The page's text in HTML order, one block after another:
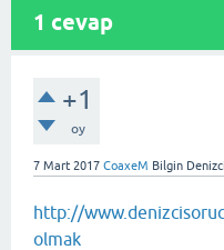
1 cevap
+1
oy
7 Mart 2017 CoaxeM Bilgin Denizci
http://
olmak